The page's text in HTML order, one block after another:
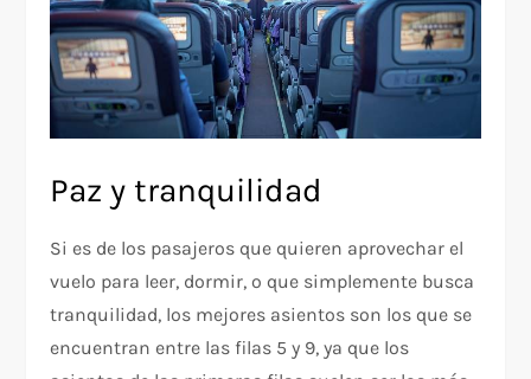
Paz y tranquilidad
Si es de los pasajeros que quieren aprovechar el
vuelo para leer, dormir, o que simplemente busca
tranquilidad, los mejores asientos son los que se
encuentran entre las filas 5 y 9, ya que los